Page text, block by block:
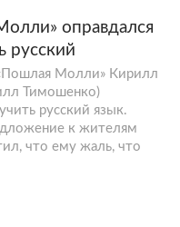
армии.
партии
в предвыборном
: там отвечал
новый
назначил
2022 года,
оправдался
русский
Молли» Кирилл
Тимошенко)
русский язык.
к жителям
что ему жаль, что